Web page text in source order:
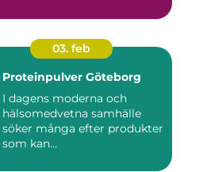
03. feb
Proteinpulver Göteborg
I dagens moderna och
hälsomedvetna samhälle
söker många efter produkter
som kan...